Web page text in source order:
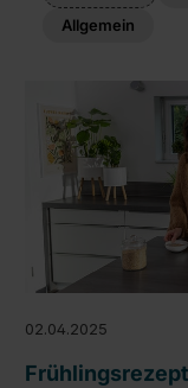
Allgemein
02.04.2025